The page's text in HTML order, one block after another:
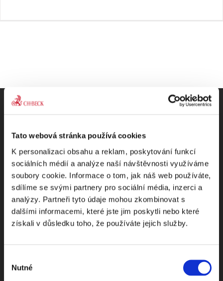
Tato webová stránka používá cookies
K personalizaci obsahu a reklam, poskytování funkcí
sociálních médií a analýze naší návštěvnosti využíváme
soubory cookie. Informace o tom, jak náš web používáte,
sdílíme se svými partnery pro sociální média, inzerci a
analýzy. Partneři tyto údaje mohou zkombinovat s
dalšími informacemi, které jste jim poskytli nebo které
získali v důsledku toho, že používáte jejich služby.
souhlasu
Nutné
Odebírejte Beck-online
NEWS
Dostávejte od nás pravidelný měsíční souhrn
toho nejpopulárnějšího obsahu.
zpracování osobních údajů